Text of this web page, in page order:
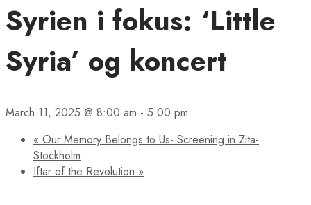
Syrien i fokus: ‘Little
Syria’ og koncert
March 11, 2025 @ 8:00 am - 5:00 pm
« Our Memory Belongs to Us- Screening in Zita-
Stockholm
Iftar of the Revolution »